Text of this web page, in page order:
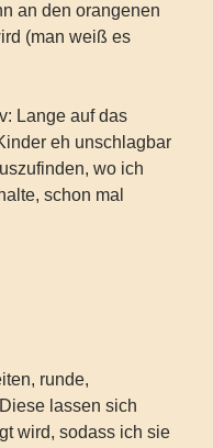
an den orangenen
(man weiß es
Lange auf das
eh unschlagbar
wo ich
schon mal
runde,
lassen sich
wird, sodass ich sie